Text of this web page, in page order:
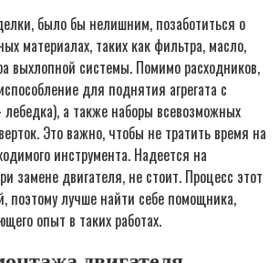
было бы нелишним, позаботиться о
материалах, таких как фильтра, масло,
выхлопной системы. Помимо расходников,
для поднятия агрегата с
а также наборы всевозможных
Это важно, чтобы не тратить время на
инструмента. Надеется на
замене двигателя, не стоит. Процесс этот
поэтому лучше найти себе помощника,
опыт в таких работах.